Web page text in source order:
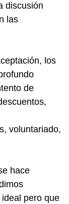
discusión
las
los
de
voluntariado,
hace
pero que